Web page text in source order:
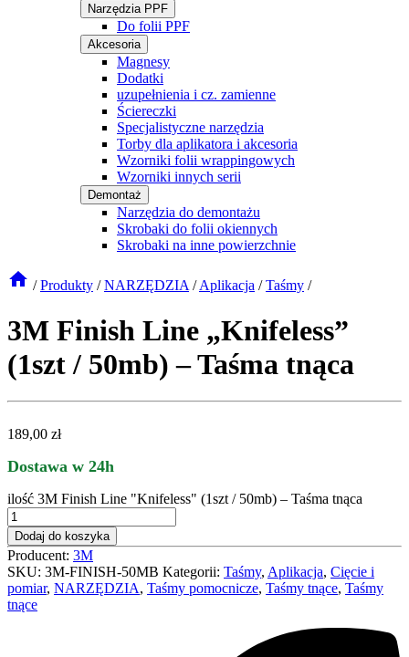
Narzędzia PPF
Do folii PPF
Akcesoria
Magnesy
Dodatki
uzupełnienia i cz. zamienne
Ściereczki
Specjalistyczne narzędzia
Torby dla aplikatora i akcesoria
Wzorniki folii wrappingowych
Wzorniki innych serii
Demontaż
Narzędzia do demontażu
Skrobaki do folii okiennych
Skrobaki na inne powierzchnie
/ Produkty / NARZĘDZIA / Aplikacja / Taśmy /
3M Finish Line „Knifeless”
(1szt / 50mb) – Taśma tnąca
189,00 zł
Dostawa w 24h
ilość 3M Finish Line "Knifeless" (1szt / 50mb) – Taśma tnąca
Dodaj do koszyka
Producent: 3M
SKU: 3M-FINISH-50MB Kategorii: Taśmy, Aplikacja, Cięcie i
pomiar, NARZĘDZIA, Taśmy pomocnicze, Taśmy tnące, Taśmy
tnące